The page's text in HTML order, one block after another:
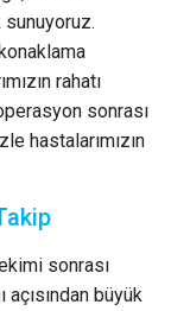
rahatı
sonrası
hastalarımızın
sonrası
açısından büyük